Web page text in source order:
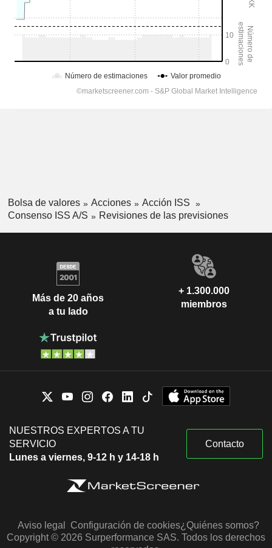
Bolsa de valores Acciones
Acción ISS
Consenso ISS A/S
Revisiones de las previsiones
Más de 20 años
a tu lado
+ 1.300.000
miembros
NUESTROS EXPERTOS A TU
SERVICIO
Lunes a viernes, 9-12 h y 14-18 h
Contacto
Aviso legal Configuración de cookies¿Quiénes somos?
Copyright © 2026 Surperformance SAS. Todos los derechos